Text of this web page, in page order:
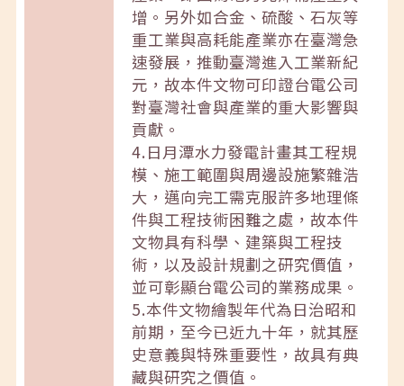
增。另外如合金、硫酸、石灰等
重工業與高耗能產業亦在臺灣急
速發展，推動臺灣進入工業新紀
元，故本件文物可印證台電公司
對臺灣社會與產業的重大影響與
貢獻。
4.日月潭水力發電計畫其工程規
模、施工範圍與周邊設施繁雜浩
大，邁向完工需克服許多地理條
件與工程技術困難之處，故本件
文物具有科學、建築與工程技
術，以及設計規劃之研究價值，
並可彰顯台電公司的業務成果。
5.本件文物繪製年代為日治昭和
前期，至今已近九十年，就其歷
史意義與特殊重要性，故具有典
藏與研究之價值。